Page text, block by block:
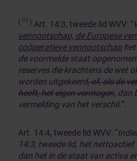
( ) Art. 14:3, tweede lid WVV: “
vennootschap, de Europese
coöperatieve vennootschap
de voormelde staat
reserves die krachtens de wet
worden uitgekeerd, of, als de
heeft, het eigen vermogen dan
vermelding van het verschil.”.
Art. 14:4, tweede lid WVV: “
14:3, tweede lid, het
dan het in de staat van activa